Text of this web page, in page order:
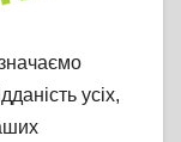
усіх,